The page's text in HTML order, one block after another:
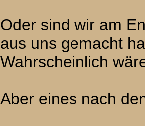
Oder sind wir am
aus uns gemacht
Wahrscheinlich
Aber eines nach